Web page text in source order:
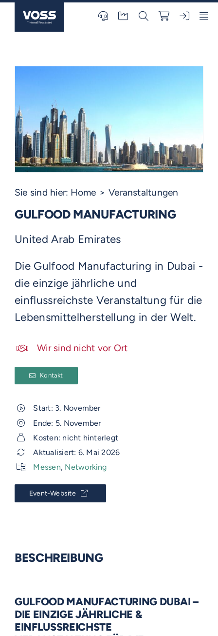
Sie sind hier: Home Veranstaltungen
GULFOOD MANUFACTURING
United Arab Emirates
Die Gulfood Manufacturing in Dubai -
die einzige jährliche und
einflussreichste Veranstaltung für die
Lebensmittelherstellung in der Welt.
Wir sind nicht vor Ort
Kontakt
Start: 3. November
Ende: 5. November
Kosten: nicht hinterlegt
Aktualisiert: 6. Mai 2026
Messen, Networking
Event-Website
BESCHREIBUNG
GULFOOD MANUFACTURING DUBAI –
DIE EINZIGE JÄHRLICHE &
EINFLUSSREICHSTE